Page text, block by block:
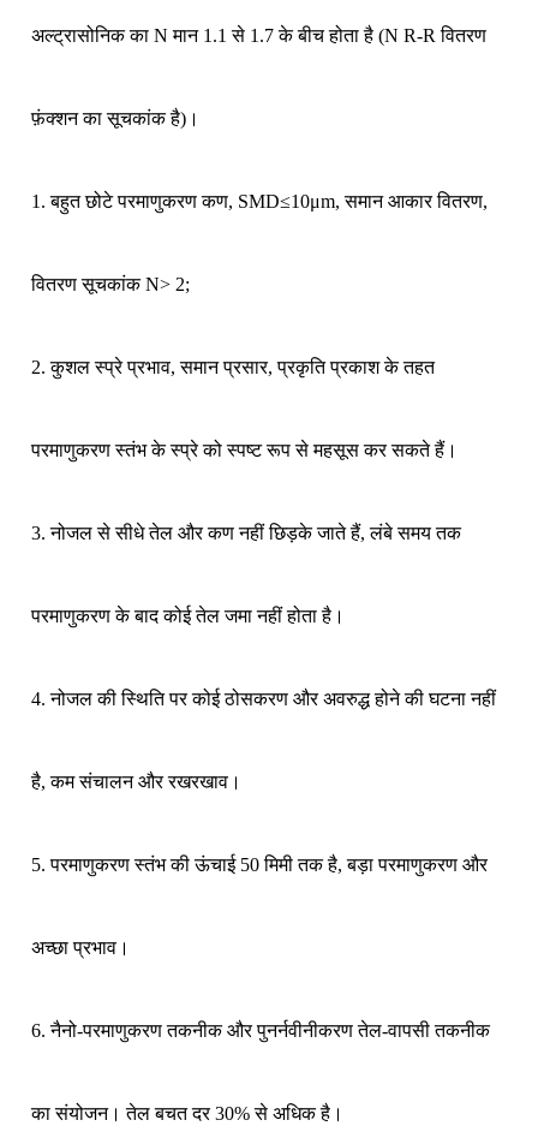
अल्ट्रासोनिक का N मान 1.1 से 1.7 के बीच होता है (N R-R वितरण
फ़ंक्शन का सूचकांक है)।
1. बहुत छोटे परमाणुकरण कण, SMD≤10μm, समान आकार वितरण,
वितरण सूचकांक N> 2;
2. कुशल स्प्रे प्रभाव, समान प्रसार, प्रकृति प्रकाश के तहत
परमाणुकरण स्तंभ के स्प्रे को स्पष्ट रूप से महसूस कर सकते हैं।
3. नोजल से सीधे तेल और कण नहीं छिड़के जाते हैं, लंबे समय तक
परमाणुकरण के बाद कोई तेल जमा नहीं होता है।
4. नोजल की स्थिति पर कोई ठोसकरण और अवरुद्ध होने की घटना नहीं
है, कम संचालन और रखरखाव।
5. परमाणुकरण स्तंभ की ऊंचाई 50 मिमी तक है, बड़ा परमाणुकरण और
अच्छा प्रभाव।
6. नैनो-परमाणुकरण तकनीक और पुनर्नवीनीकरण तेल-वापसी तकनीक
का संयोजन। तेल बचत दर 30% से अधिक है।